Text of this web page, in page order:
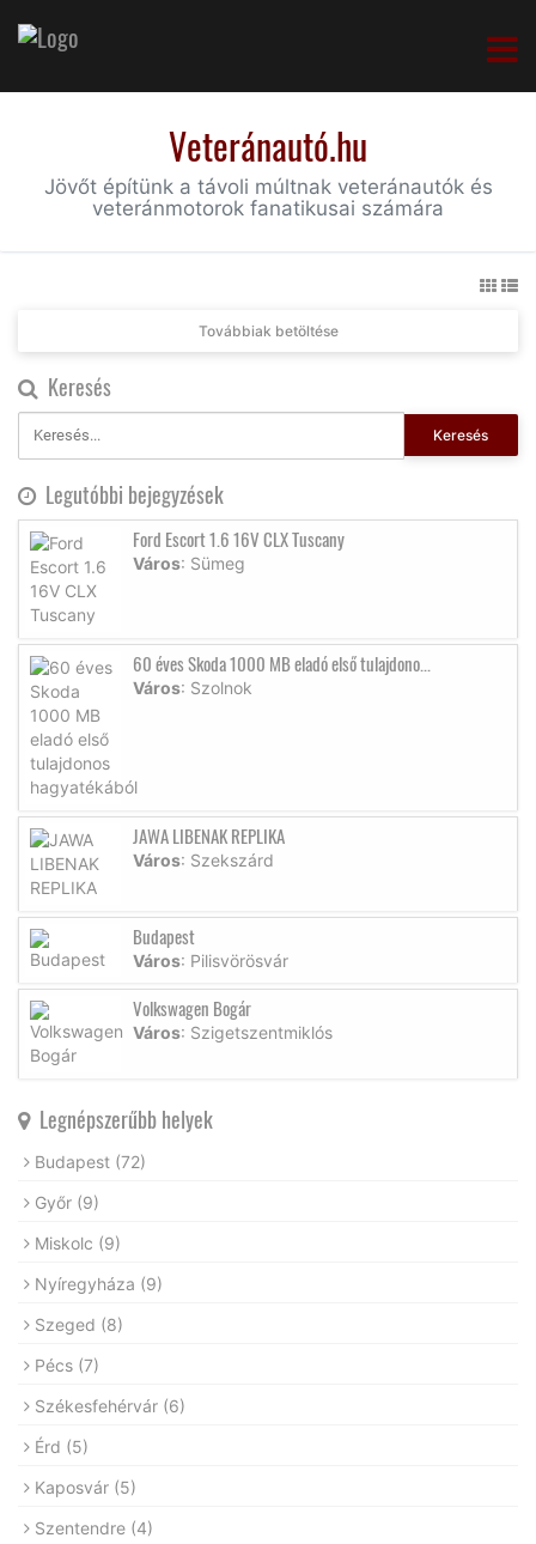
Veteránautó.hu
Jövőt építünk a távoli múltnak veteránautók és
veteránmotorok fanatikusai számára
Továbbiak betöltése
Keresés
Keresés
Legutóbbi bejegyzések
Ford Escort 1.6 16V CLX Tuscany
Város: Sümeg
60 éves Skoda 1000 MB eladó első tulajdono...
Város: Szolnok
JAWA LIBENAK REPLIKA
Város: Szekszárd
Budapest
Város: Pilisvörösvár
Volkswagen Bogár
Város: Szigetszentmiklós
Legnépszerűbb helyek
Budapest (72)
Győr (9)
Miskolc (9)
Nyíregyháza (9)
Szeged (8)
Pécs (7)
Székesfehérvár (6)
Érd (5)
Kaposvár (5)
Szentendre (4)